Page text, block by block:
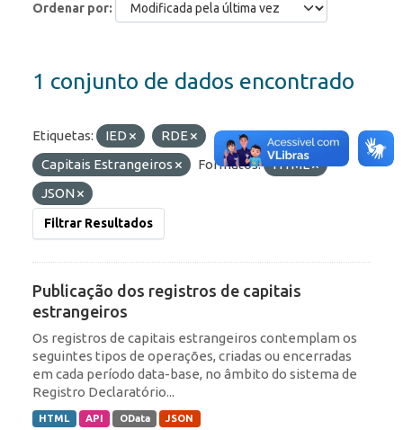
Ordenar por
1 conjunto de dados encontrado
Etiquetas: IED
RDE
Capitais Estrangeiros
Formatos:
HTML
JSON
Filtrar Resultados
Publicação dos registros de capitais
estrangeiros
Os registros de capitais estrangeiros contemplam os
seguintes tipos de operações, criadas ou encerradas
em cada período data-base, no âmbito do sistema de
Registro Declaratório...
HTML API OData JSON